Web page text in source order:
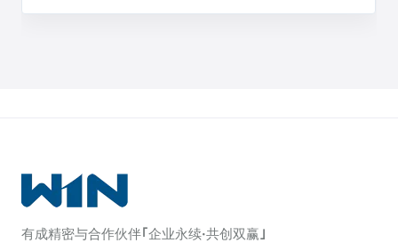
有成精密与合作伙伴｢企业永续·共创双赢｣